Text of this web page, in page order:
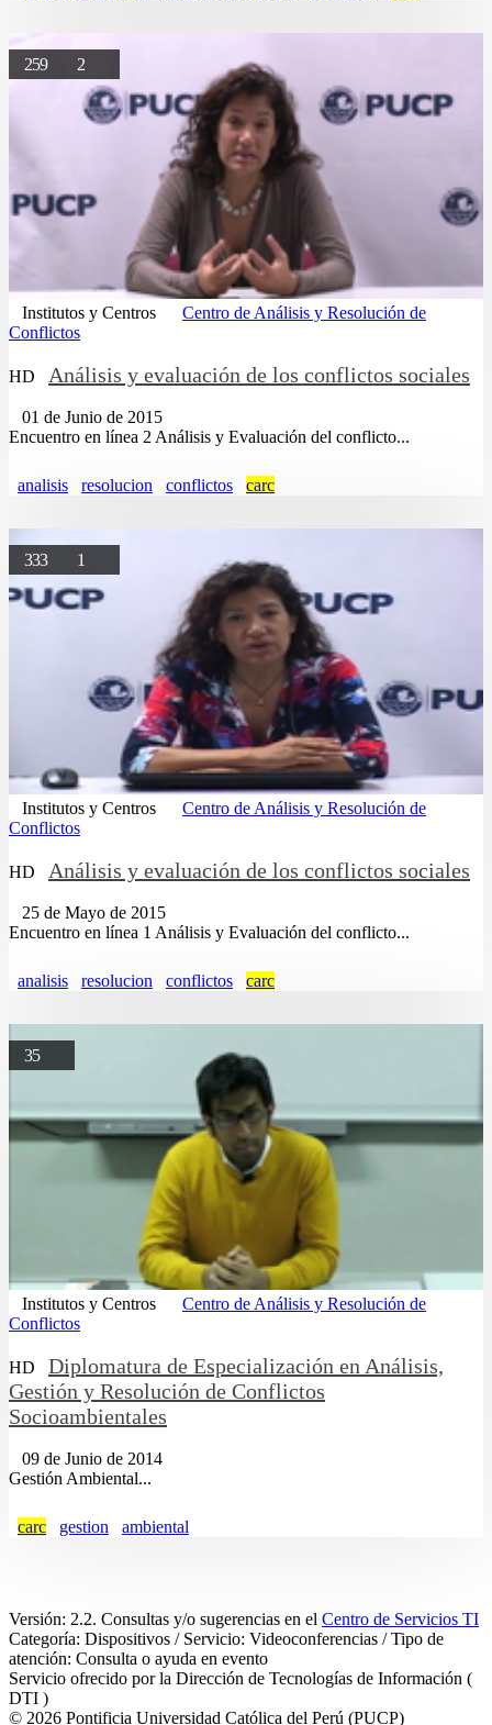
259 2
Institutos y Centros
Centro de Análisis y Resolución de
Conflictos
HD Análisis y evaluación de los conflictos sociales
01 de Junio de 2015
Encuentro en línea 2 Análisis y Evaluación del conflicto...
analisis resolucion conflictos carc
333 1
Institutos y Centros
Centro de Análisis y Resolución de
Conflictos
HD Análisis y evaluación de los conflictos sociales
25 de Mayo de 2015
Encuentro en línea 1 Análisis y Evaluación del conflicto...
analisis resolucion conflictos carc
35
Institutos y Centros
Centro de Análisis y Resolución de
Conflictos
HD
Diplomatura de Especialización en Análisis,
Gestión y Resolución de Conflictos
Socioambientales
09 de Junio de 2014
Gestión Ambiental...
carc gestion ambiental
Versión: 2.2. Consultas y/o sugerencias en el Centro de Servicios TI
Categoría: Dispositivos / Servicio: Videoconferencias / Tipo de
atención: Consulta o ayuda en evento
Servicio ofrecido por la Dirección de Tecnologías de Información (
DTI )
© 2026 Pontificia Universidad Católica del Perú (PUCP)